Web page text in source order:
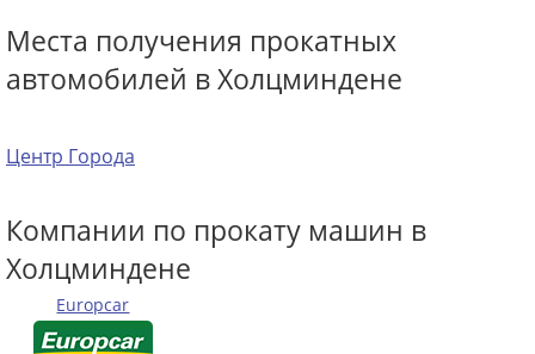
Места получения прокатных
автомобилей в Холцминдене
Центр Города
Компании по прокату машин в
Холцминдене
Europcar